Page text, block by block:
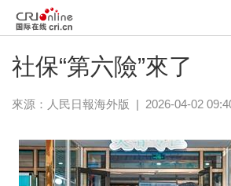
社保“第六險”來了
來源： 人民日報海外版 | 2026-04-02